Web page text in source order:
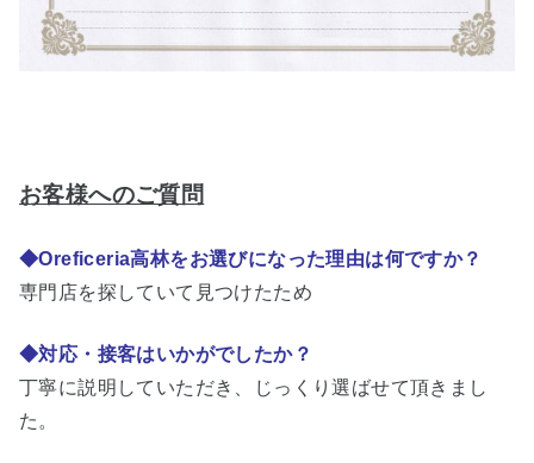
お客様へのご質問
◆Oreficeria高林をお選びになった理由は何ですか？
専門店を探していて見つけたため
◆対応・接客はいかがでしたか？
丁寧に説明していただき、じっくり選ばせて頂きまし
た。